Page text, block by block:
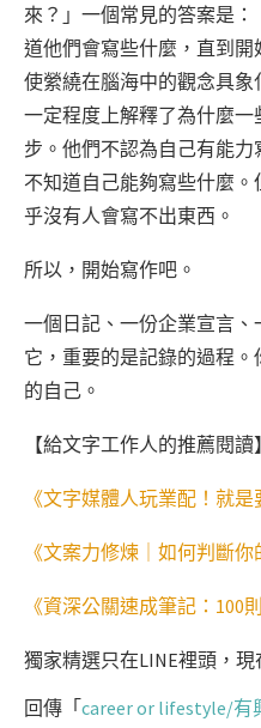
來？」一個常見的答案是
道他們會寫些什麼，直到
使縈繞在腦海中的觀念具
一定程度上解釋了為什麼
步。他們不認為自己有能
不知道自己能夠寫些什麼
乎沒有人會寫不出東西。
所以，開始寫作吧。
一個日記、一份企業宣言
它，重要的是記錄的過程
的自己。
【給文字工作人的推薦閱讀】
《文字媒體人玩業配！就
《文案力修煉｜如何判斷你
《資深公關速成筆記：100
獨家精選只在LINE裡頭，現
回傳「career or lifestyle/有